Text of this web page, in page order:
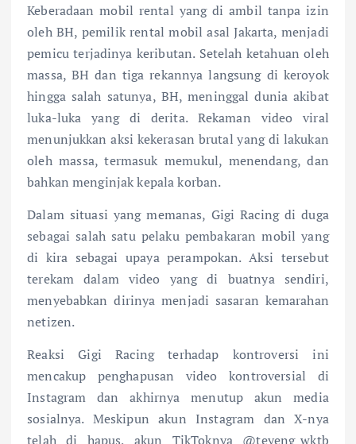
Keberadaan mobil rental yang di ambil tanpa izin
oleh BH, pemilik rental mobil asal Jakarta, menjadi
pemicu terjadinya keributan. Setelah ketahuan oleh
massa, BH dan tiga rekannya langsung di keroyok
hingga salah satunya, BH, meninggal dunia akibat
luka-luka yang di derita. Rekaman video viral
menunjukkan aksi kekerasan brutal yang di lakukan
oleh massa, termasuk memukul, menendang, dan
bahkan menginjak kepala korban.
Dalam situasi yang memanas, Gigi Racing di duga
sebagai salah satu pelaku pembakaran mobil yang
di kira sebagai upaya perampokan. Aksi tersebut
terekam dalam video yang di buatnya sendiri,
menyebabkan dirinya menjadi sasaran kemarahan
netizen.
Reaksi Gigi Racing terhadap kontroversi ini
mencakup penghapusan video kontroversial di
Instagram dan akhirnya menutup akun media
sosialnya. Meskipun akun Instagram dan X-nya
telah di hapus, akun TikToknya @teyeng_wktb